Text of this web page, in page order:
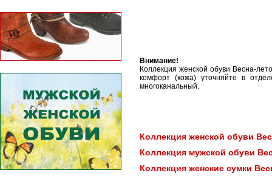
Внимание!
Коллекция женской обуви Весна-
комфорт (кожа) уточняйте в
многоканальный.
Коллекция женской обуви
Коллекция мужской обуви
Коллекция женские сумки